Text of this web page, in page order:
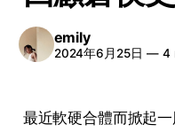
emily
2024年6月25日 —4
最近軟硬合體而掀起